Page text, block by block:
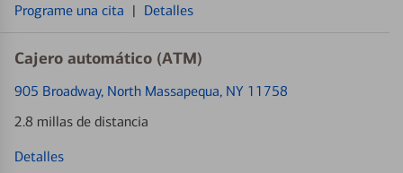
Programe una cita | Detalles
Cajero automático (ATM)
905 Broadway, North Massapequa, NY 11758
2.8 millas de distancia
Detalles